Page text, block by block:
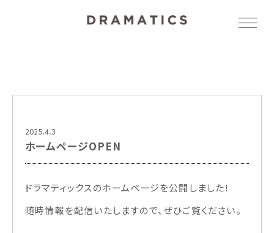
toggle
2025.4.3
ホームページOPEN
ドラマティックスのホームページを公開しました！
随時情報を配信いたしますので、ぜひご覧ください。